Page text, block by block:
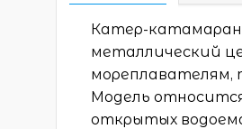
Катер-
металлический
мореплавателям,
Модель
открытых